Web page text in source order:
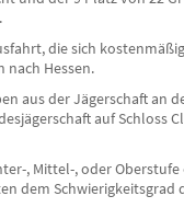
die sich
nach Hessen.
aus der Jägerschaft an
auf Schloss
, Mittel-, oder
dem Schwierigkeitsgrad